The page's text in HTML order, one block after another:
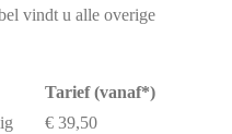
vindt u alle overige
Tarief (vanaf*)
€ 39,50